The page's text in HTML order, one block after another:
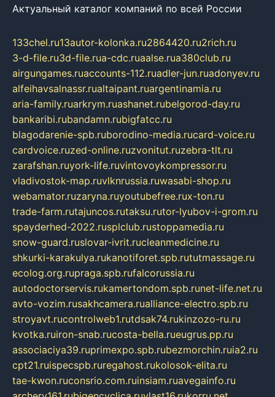
Актуальный каталог компаний по всей России
133chel.ru13autor-kolonka.ru2864420.ru2rich.ru
3-d-file.ru3d-file.rua-cdc.ruaalse.rua380club.ru
airgungames.ruaccounts-112.ruadler-jun.ruadonyev.ru
alfeihavsalnassr.rualtaipant.ruargentinamia.ru
aria-family.ruarkrym.ruashanet.rubelgorod-day.ru
bankaribi.rubandamn.rubigfatcc.ru
blagodarenie-spb.ruborodino-media.rucard-voice.ru
cardvoice.ruzed-online.ruzvonitut.ruzebra-tlt.ru
zarafshan.ruyork-life.ruvintovoykompressor.ru
vladivostok-map.ruvlknrussia.ruwasabi-shop.ru
webamator.ruzaryna.ruyoutubefree.rux-ton.ru
trade-farm.rutajuncos.rutaksu.rutor-lyubov-i-grom.ru
spayderhed-2022.rusplclub.rustoppamedia.ru
snow-guard.ruslovar-ivrit.rucleanmedicine.ru
shkurki-karakulya.rukanotiforet.spb.rututmassage.ru
ecolog.org.rupraga.spb.rufalcorussia.ru
autodoctorservis.rukamertondom.spb.runet-life.net.ru
avto-vozim.rusakhcamera.rualliance-electro.spb.ru
stroyavt.rucontrolweb1.rutdsak74.rukinzozo-ru.ru
kvotka.ruiron-snab.rucosta-bella.rueugrus.pp.ru
associaciya39.ruprimexpo.spb.rubezmorchin.ruia2.ru
cpt21.ruispecspb.ruregahost.rukolosok-elita.ru
tae-kwon.ruconsrio.com.ruinsiam.ruavegainfo.ru